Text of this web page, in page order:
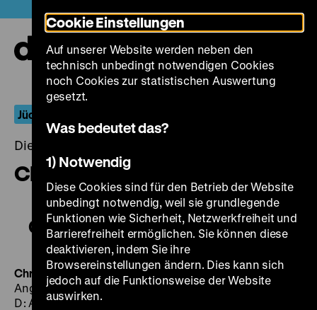
zum
Seiteninhalt
springen
Jüdische Spiegelungen
Dienstag, 02. Februar 2016, 20.00 - 00.00 Uhr
Chronik eines Mordes
Chronik eines Mordes
Chronik eines Mordes DDR 1964, R: Joachim Hasler, D:
Angel Wagenstein, Leonhard Frank, K: Joachim Hasler,
D: Angelica Domröse, Ulrich Thein, Jirí Vrstála, Bohumil
Cookie Einstellungen
Auf unserer Website werden neben den
technisch unbedingt notwendigen Cookies
noch Cookies zur statistischen Auswertung
gesetzt.
Was bedeutet das?
1) Notwendig
Diese Cookies sind für den Betrieb der Website
unbedingt notwendig, weil sie grundlegende
Funktionen wie Sicherheit, Netzwerkfreiheit und
Barrierefreiheit ermöglichen. Sie können diese
deaktivieren, indem Sie ihre
Browsereinstellungen ändern. Dies kann sich
jedoch auf die Funktionsweise der Website
auswirken.